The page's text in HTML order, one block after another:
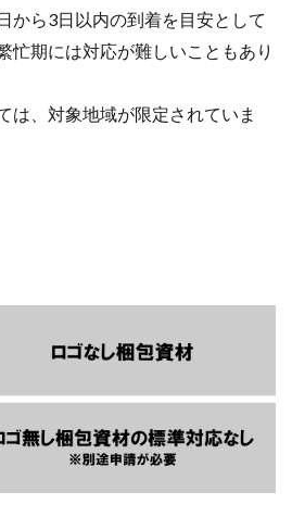
から3日以内の到着を目安として
忙期には対応が難しいこともあり
は、対象地域が限定されていま